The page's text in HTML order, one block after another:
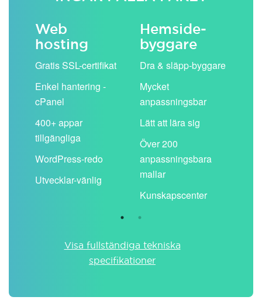
Web
hosting
Gratis SSL-certifikat
Enkel hantering -
cPanel
400+ appar
tillgängliga
WordPress-redo
Utvecklar-vänlig
Hemside­
byggare
Dra & släpp-byggare
Mycket
anpassningsbar
Lätt att lära sig
Över 200
anpassningsbara
mallar
Kunskapscenter
Visa fullständiga tekniska
specifikationer